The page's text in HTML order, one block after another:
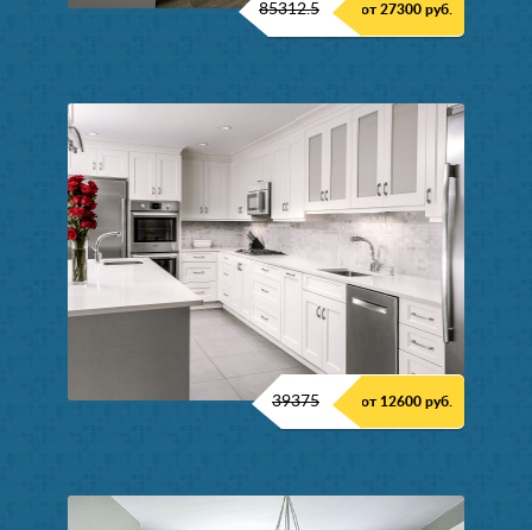
85312.5 от 27300 руб.
39375 от 12600 руб.